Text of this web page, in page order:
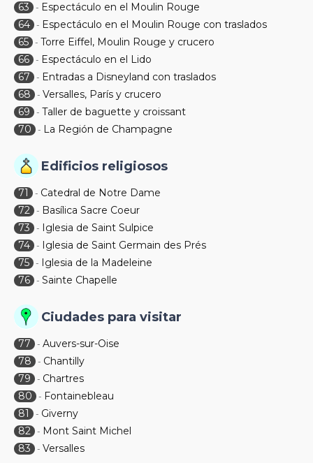
63
- Espectáculo en el Moulin Rouge
64 - Espectáculo en el Moulin Rouge con traslados
65 - Torre Eiffel, Moulin Rouge y crucero
66 - Espectáculo en el Lido
67
- Entradas a Disneyland con traslados
68
- Versalles, París y crucero
69
- Taller de baguette y croissant
70
- La Región de Champagne
Edificios religiosos
71 - Catedral de Notre Dame
72 - Basílica Sacre Coeur
73
- Iglesia de Saint Sulpice
74 - Iglesia de Saint Germain des Prés
75 - Iglesia de la Madeleine
76 - Sainte Chapelle
Ciudades para visitar
77 - Auvers-sur-Oise
78
- Chantilly
79
- Chartres
80
- Fontainebleau
81
- Giverny
82 - Mont Saint Michel
83
- Versalles